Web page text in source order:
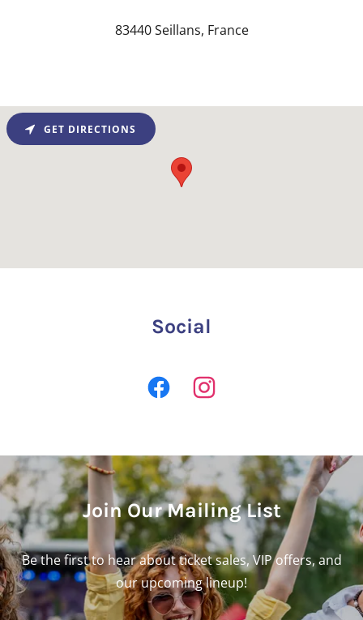
83440 Seillans, France
GET DIRECTIONS
Social
Join Our Mailing List
Be the first to hear about ticket sales, VIP offers, and
our upcoming lineup!